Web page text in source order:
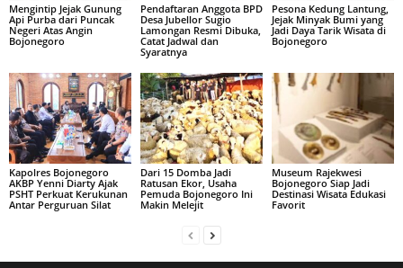
Mengintip Jejak Gunung
Api Purba dari Puncak
Negeri Atas Angin
Bojonegoro
Pendaftaran Anggota BPD
Desa Jubellor Sugio
Lamongan Resmi Dibuka,
Catat Jadwal dan
Syaratnya
Pesona Kedung Lantung,
Jejak Minyak Bumi yang
Jadi Daya Tarik Wisata di
Bojonegoro
Kapolres Bojonegoro
AKBP Yenni Diarty Ajak
PSHT Perkuat Kerukunan
Antar Perguruan Silat
Dari 15 Domba Jadi
Ratusan Ekor, Usaha
Pemuda Bojonegoro Ini
Makin Melejit
Museum Rajekwesi
Bojonegoro Siap Jadi
Destinasi Wisata Edukasi
Favorit